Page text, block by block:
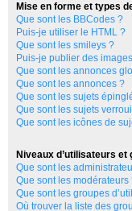
Mise en forme et types
Que sont les BBCodes ?
Puis-je utiliser le HTML ?
Que sont les smileys ?
Puis-je publier des
Que sont les annonces
Que sont les annonces ?
Que sont les sujets
Que sont les sujets
Que sont les icônes de
Niveaux d’utilisateurs et
Que sont les
Que sont les modérateurs
Que sont les groupes
Où trouver la liste des